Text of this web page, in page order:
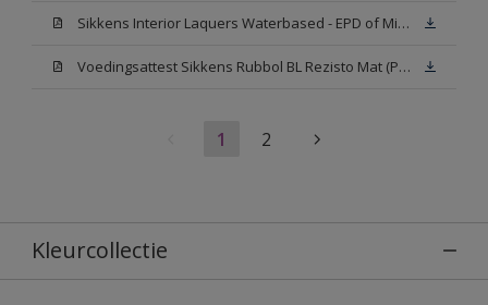
Sikkens Interior Laquers Waterbased - EPD of Milieuproductverklaring
Voedingsattest Sikkens Rubbol BL Rezisto Mat (PDF)
1 2
Kleurcollectie